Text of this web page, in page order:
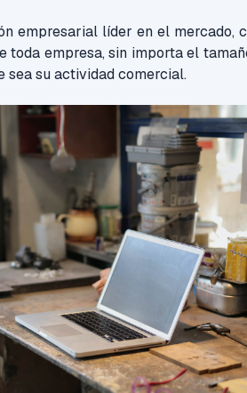
empresarial líder en el mercado,
toda empresa, sin importa el
sea su actividad comercial.